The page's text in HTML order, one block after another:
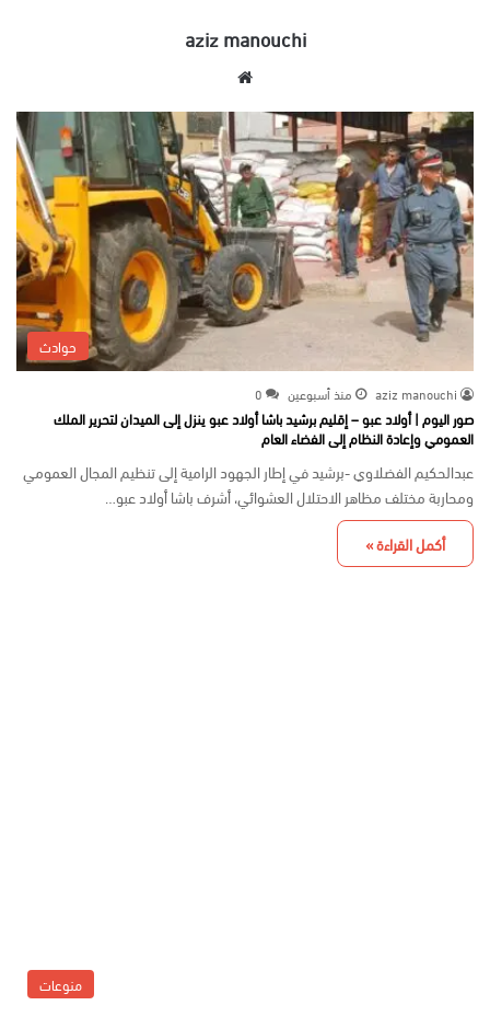
aziz manouchi
الوي
ب
حوادث
aziz manouchi منذ أسبوعين 0
صور اليوم | أولاد عبو – إقليم برشيد باشا أولاد عبو ينزل إلى الميدان لتحرير الملك
العمومي وإعادة النظام إلى الفضاء العام
عبدالحكيم الفضلاوي -برشيد في إطار الجهود الرامية إلى تنظيم المجال العمومي
ومحاربة مختلف مظاهر الاحتلال العشوائي، أشرف باشا أولاد عبو…
أكمل القراءة »
منوعات